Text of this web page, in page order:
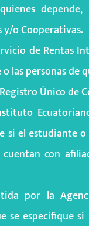
y/o Cooperativas.
de Rentas
las personas de
Único de
si el estudiante
cuentan con
por la
se especifique si